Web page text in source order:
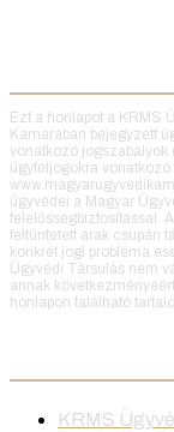
Ezt a honlapot a KRMS
Kamarában bejegyzett
vonatkozó jogszabályok
ügyféljogokra
ügyvédei a Magyar
felelősségbiztosítással.
feltüntetett árak csupán
konkrét jogi probléma
Ügyvédi Társulás nem
annak
honlapon található
KRMS